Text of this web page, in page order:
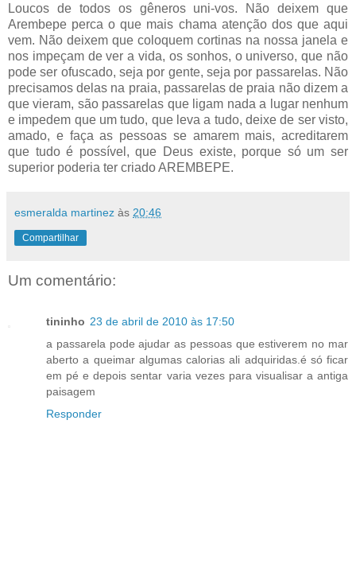
Loucos de todos os gêneros uni-vos. Não deixem que
Arembepe perca o que mais chama atenção dos que aqui
vem. Não deixem que coloquem cortinas na nossa janela e
nos impeçam de ver a vida, os sonhos, o universo, que não
pode ser ofuscado, seja por gente, seja por passarelas. Não
precisamos delas na praia, passarelas de praia não dizem a
que vieram, são passarelas que ligam nada a lugar nenhum
e impedem que um tudo, que leva a tudo, deixe de ser visto,
amado, e faça as pessoas se amarem mais, acreditarem
que tudo é possível, que Deus existe, porque só um ser
superior poderia ter criado AREMBEPE.
esmeralda martinez às 20:46
Compartilhar
Um comentário:
tininho 23 de abril de 2010 às 17:50
a passarela pode ajudar as pessoas que estiverem no mar
aberto a queimar algumas calorias ali adquiridas.é só ficar
em pé e depois sentar varia vezes para visualisar a antiga
paisagem
Responder